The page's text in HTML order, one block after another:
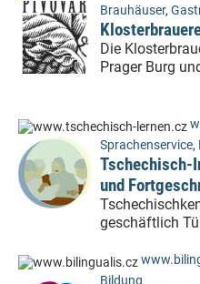
Brauhäuser,
Die
Prager Burg
Sprachenservice,
Tschechisch-
und
geschäftlich
Bildung